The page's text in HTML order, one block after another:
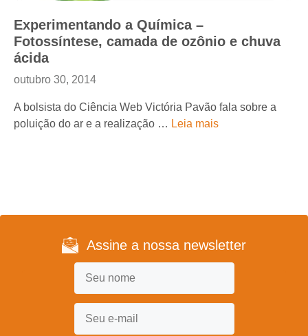
Experimentando a Química –
Fotossíntese, camada de ozônio e chuva
ácida
outubro 30, 2014
A bolsista do Ciência Web Victória Pavão fala sobre a
poluição do ar e a realização … Leia mais
Assine a nossa newsletter